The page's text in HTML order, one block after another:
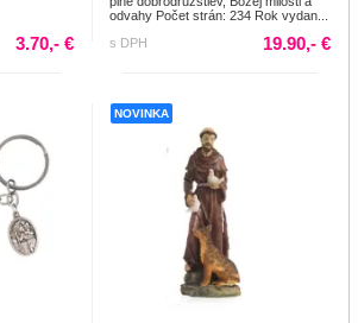
3.70,- €
odvahy Počet strán: 234 Rok vydan...
s DPH
19.90,- €
NOVINKA